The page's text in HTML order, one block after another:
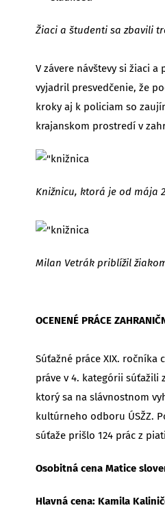
Žiaci a študenti sa zbavili
V závere návštevy si žiaci
vyjadril presvedčenie, že
kroky aj k policiam so
krajanskom prostredí v
Knižnicu, ktorá je od mája
Milan Vetrák priblížil
OCENENÉ PRÁCE
Súťažné práce XIX.
práve v 4. kategórii súťažili
ktorý sa na slávnostnom
kultúrneho odboru ÚSŽZ.
súťaže prišlo 124 prác z
Osobitná cena Matice
Hlavná cena: Kamila